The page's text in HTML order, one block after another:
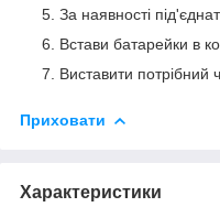
За наявності
Встави батарейки в
Виставити потрібний
Приховати
Характеристики